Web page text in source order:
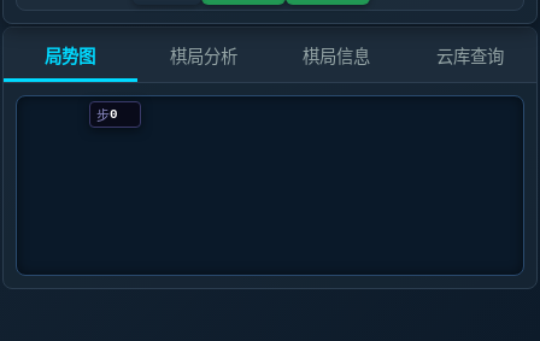
局势图 棋局分析 棋局信息 云库查询
步0